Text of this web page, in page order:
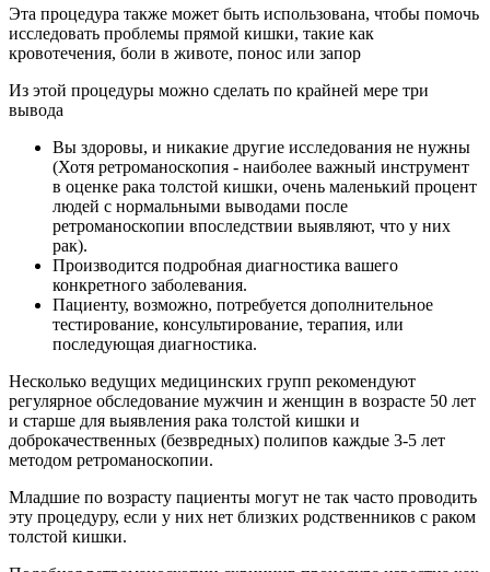
Эта процедура также может быть использована, чтобы помочь
исследовать проблемы прямой кишки, такие как
кровотечения, боли в животе, понос или запор
Из этой процедуры можно сделать по крайней мере три
вывода
Вы здоровы, и никакие другие исследования не нужны
(Хотя ретроманоскопия - наиболее важный инструмент
в оценке рака толстой кишки, очень маленький процент
людей с нормальными выводами после
ретроманоскопии впоследствии выявляют, что у них
рак).
Производится подробная диагностика вашего
конкретного заболевания.
Пациенту, возможно, потребуется дополнительное
тестирование, консультирование, терапия, или
последующая диагностика.
Несколько ведущих медицинских групп рекомендуют
регулярное обследование мужчин и женщин в возрасте 50 лет
и старше для выявления рака толстой кишки и
доброкачественных (безвредных) полипов каждые 3-5 лет
методом ретроманоскопии.
Младшие по возрасту пациенты могут не так часто проводить
эту процедуру, если у них нет близких родственников с раком
толстой кишки.